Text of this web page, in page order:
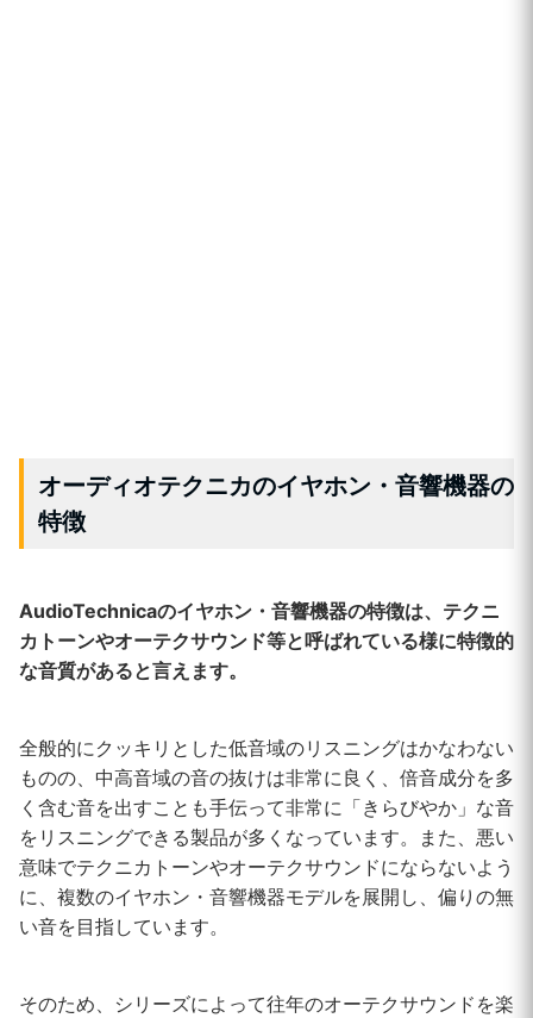
オーディオテクニカのイヤホン・音響機器の
特徴
AudioTechnicaのイヤホン・音響機器の特徴は、テクニ
カトーンやオーテクサウンド等と呼ばれている様に特徴的
な音質があると言えます。
全般的にクッキリとした低音域のリスニングはかなわない
ものの、中高音域の音の抜けは非常に良く、倍音成分を多
く含む音を出すことも手伝って非常に「きらびやか」な音
をリスニングできる製品が多くなっています。また、悪い
意味でテクニカトーンやオーテクサウンドにならないよう
に、複数のイヤホン・音響機器モデルを展開し、偏りの無
い音を目指しています。
そのため、シリーズによって往年のオーテクサウンドを楽